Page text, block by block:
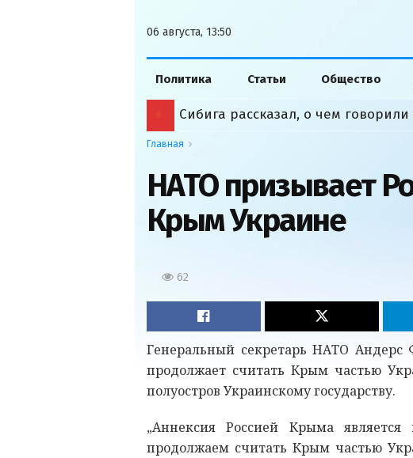
06 августа, 13:50
Политика Статьи Общество
Сибига рассказал, о чем
Главная
НАТО призывает
Крым Украине
62
Генеральный секретарь НАТО Андерс
продолжает считать Крым частью
полуостров Украинскому государству.
„Аннексия Россией Крыма
продолжаем считать Крым частью